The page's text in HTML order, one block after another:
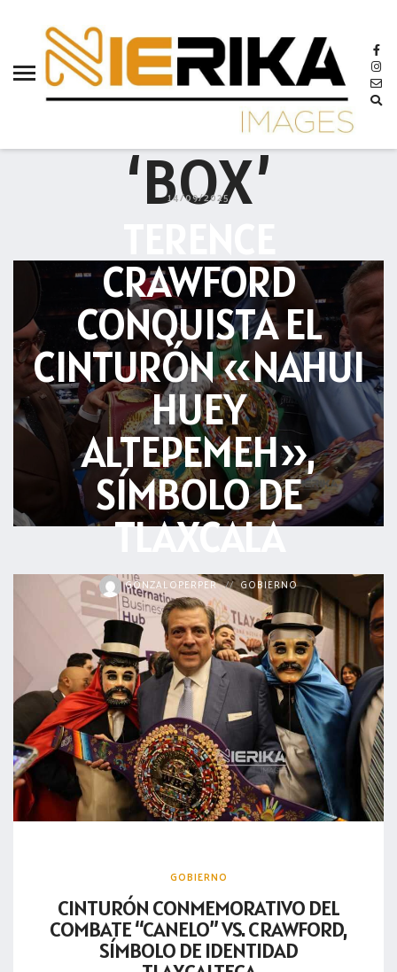
‘BOX’
14/09/2025
CRAWFORD
CONQUISTA EL
CINTURÓN «NAHUI
HUEY
ALTEPEMEH»,
SÍMBOLO DE
TLAXCALA
GONZALOPERPER GOBIERNO
GOBIERNO
CINTURÓN CONMEMORATIVO DEL
COMBATE “CANELO” VS. CRAWFORD,
SÍMBOLO DE IDENTIDAD
aamtlax
abanderamiento
acervo
aclaración
acoso
acreditación